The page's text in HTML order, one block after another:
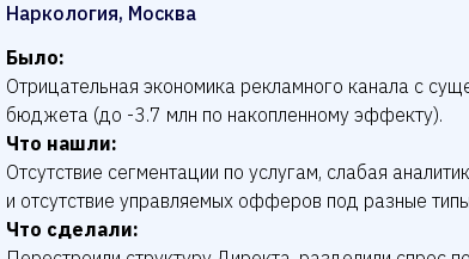
Наркология, Москва
Было:
Отрицательная экономика рекламного канала с
бюджета (до -3.7 млн по накопленному эффекту).
Что нашли:
Отсутствие сегментации по услугам, слабая
и отсутствие управляемых офферов под разные
Что сделали: